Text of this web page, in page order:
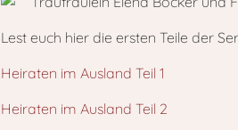
Lest euch hier die ersten Teile der
Heiraten im Ausland Teil 1
Heiraten im Ausland Teil 2